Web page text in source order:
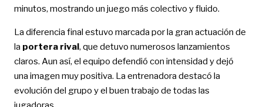
minutos, mostrando un juego más colectivo y fluido.
La diferencia final estuvo marcada por la gran actuación de
la portera rival, que detuvo numerosos lanzamientos
claros. Aun así, el equipo defendió con intensidad y dejó
una imagen muy positiva. La entrenadora destacó la
evolución del grupo y el buen trabajo de todas las